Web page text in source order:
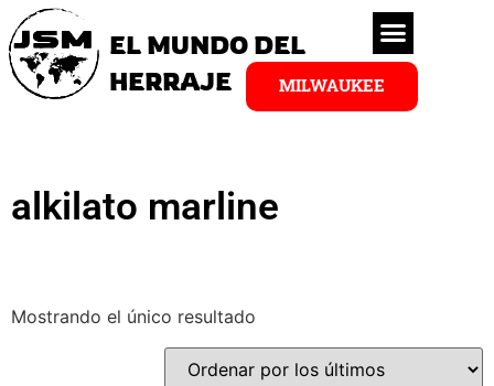
EL MUNDO DEL
HERRAJE
MILWAUKEE
alkilato marline
Mostrando el único resultado